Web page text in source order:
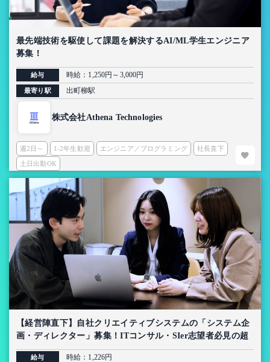
最先端技術を駆使して課題を解決するAI/ML学生エンジニア
募集！
給与 時給：1,250円～3,000円
最寄り駅 出町柳駅
株式会社Athena Technologies
週2日～ 1-2年生歓迎 エンジニア／プログラミング 社長直下
土日出勤OK
【経営陣直下】自社クリエイティブシステムの「システム企
画・ディレクター」募集！ITコンサル・SIer志望者必見の超
上流インターン【AI導入プロジェクト】
給与 時給：1,226円